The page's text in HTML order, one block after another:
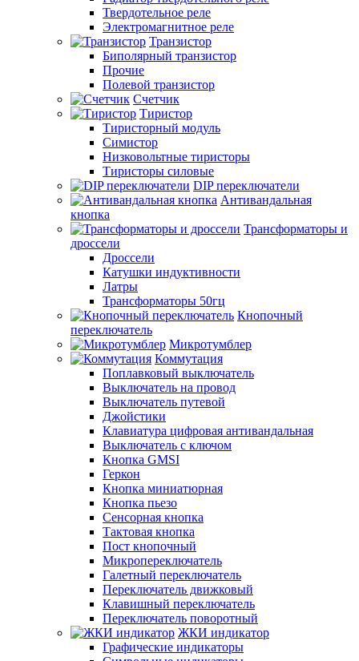
Твердотельное реле
Электромагнитное реле
Транзистор
Биполярный транзистор
Прочие
Полевой транзистор
Счетчик
Тиристор
Тиристорный модуль
Симистор
Низковольтные тиристоры
Тиристоры силовые
DIP переключатели
Антивандальная
кнопка
Трансформаторы и
дроссели
Дроссели
Катушки индуктивности
Латры
Трансформаторы 50гц
Кнопочный
переключатель
Микротумблер
Коммутация
Поплавковый выключатель
Выключатель на провод
Выключатель путевой
Джойстики
Клавиатура цифровая антивандальная
Выключатель с ключом
Кнопка GMSI
Геркон
Кнопка миниатюрная
Кнопка пьезо
Сенсорная кнопка
Тактовая кнопка
Пост кнопочный
Микропереключатель
Галетный переключатель
Переключатель движковый
Клавишный переключатель
Переключатель поворотный
ЖКИ индикатор
Графические индикаторы